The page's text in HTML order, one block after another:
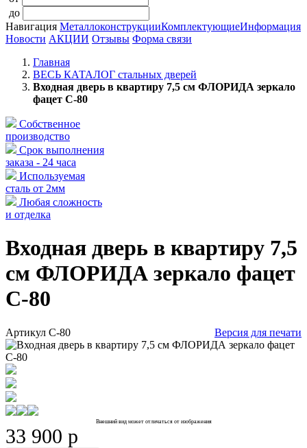
до
Навигация МеталлоконструкцииКомплектующиеИнформация
Новости АКЦИИ Отзывы Форма связи
Главная
ВЕСЬ КАТАЛОГ стальных дверей
Входная дверь в квартиру 7,5 см ФЛОРИДА зеркало
фацет С-80
Собственное
производство
Срок выполнения
заказа - 24 часа
Используемая
сталь от 2мм
Любая сложность
и отделка
Входная дверь в квартиру 7,5
см ФЛОРИДА зеркало фацет
С-80
Артикул С-80 Версия для печати
Внешний вид может отличаться от изображения
33 900 p